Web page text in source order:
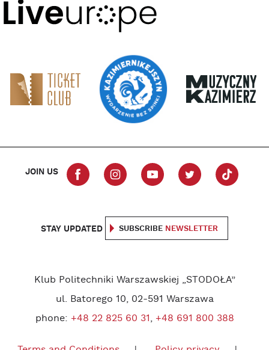
JOIN US
STAY UPDATED SUBSCRIBE NEWSLETTER
Klub Politechniki Warszawskiej „STODOŁA”
ul. Batorego 10, 02-591 Warszawa
phone: +48 22 825 60 31, +48 691 800 388